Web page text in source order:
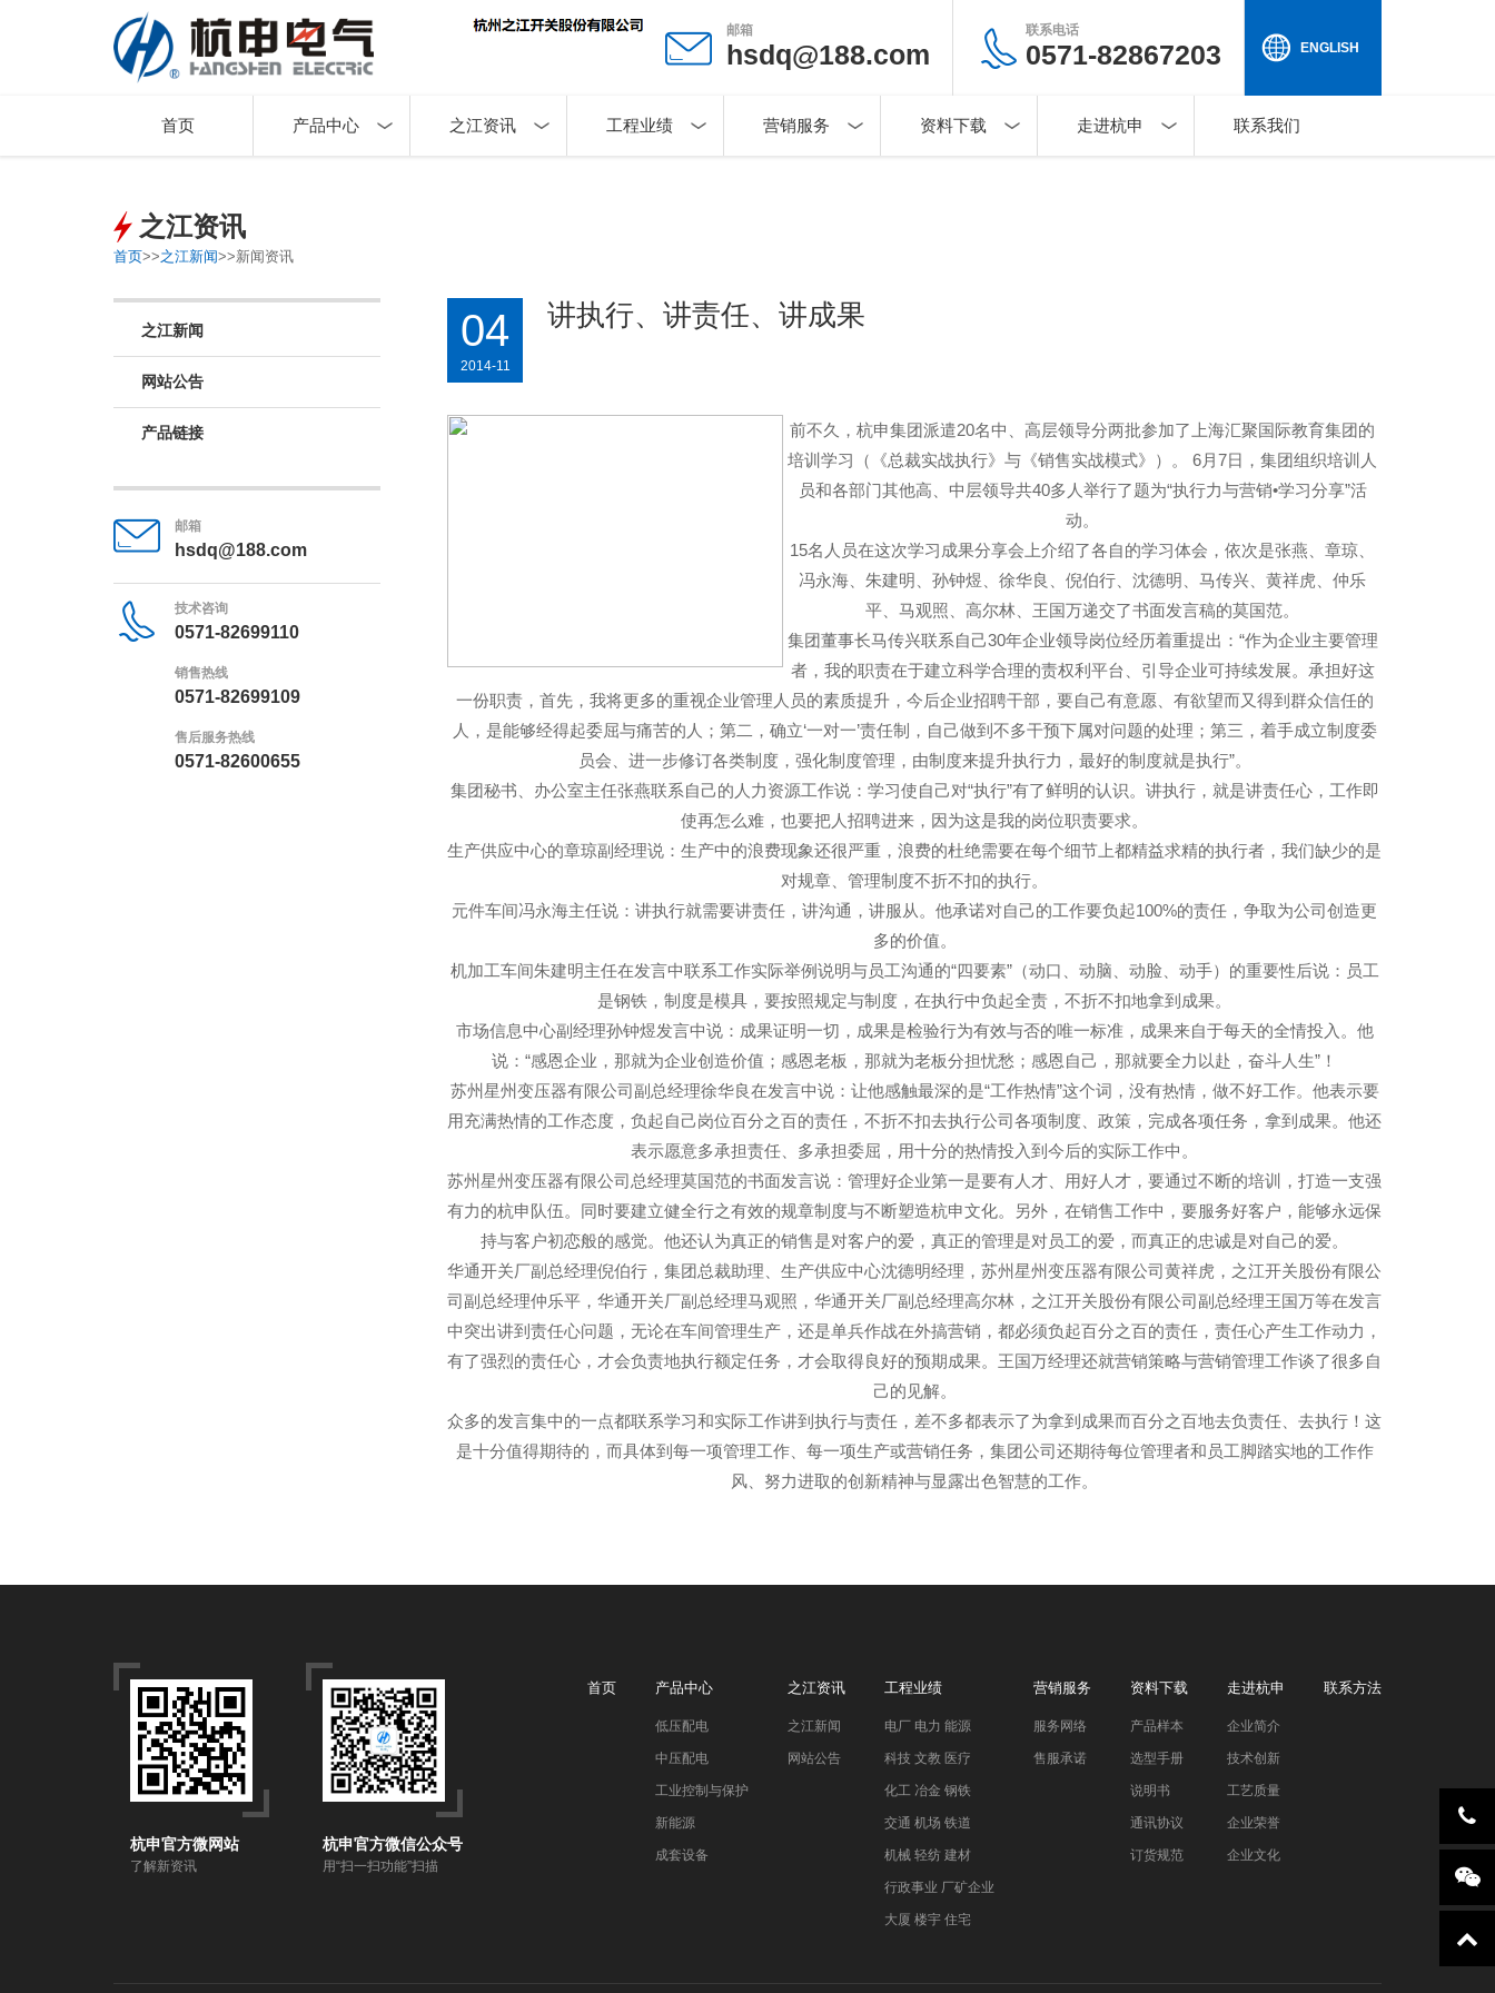
邮箱
hsdq@188.com
联系电话
0571-82867203 ENGLISH
首页 产品中心 之江资讯 工程业绩 营销服务 资料下载 走进杭申 联系我们
之江资讯
首页>>之江新闻>>新闻资讯
之江新闻
网站公告
产品链接
邮箱
hsdq@188.com
技术咨询
0571-82699110
销售热线
0571-82699109
售后服务热线
0571-82600655
04
2014-11
讲执行、讲责任、讲成果
前不久，杭申集团派遣20名中、高层领导分两批参加了上海汇聚国际教育集团的
培训学习（《总裁实战执行》与《销售实战模式》）。 6月7日，集团组织培训人
员和各部门其他高、中层领导共40多人举行了题为“执行力与营销•学习分享”活
动。
15名人员在这次学习成果分享会上介绍了各自的学习体会，依次是张燕、章琼、
冯永海、朱建明、孙钟煜、徐华良、倪伯行、沈德明、马传兴、黄祥虎、仲乐
平、马观照、高尔林、王国万递交了书面发言稿的莫国范。
集团董事长马传兴联系自己30年企业领导岗位经历着重提出：“作为企业主要管理
者，我的职责在于建立科学合理的责权利平台、引导企业可持续发展。承担好这
一份职责，首先，我将更多的重视企业管理人员的素质提升，今后企业招聘干部，要自己有意愿、有欲望而又得到群众信任的
人，是能够经得起委屈与痛苦的人；第二，确立‘一对一’责任制，自己做到不多干预下属对问题的处理；第三，着手成立制度委
员会、进一步修订各类制度，强化制度管理，由制度来提升执行力，最好的制度就是执行”。
集团秘书、办公室主任张燕联系自己的人力资源工作说：学习使自己对“执行”有了鲜明的认识。讲执行，就是讲责任心，工作即
使再怎么难，也要把人招聘进来，因为这是我的岗位职责要求。
生产供应中心的章琼副经理说：生产中的浪费现象还很严重，浪费的杜绝需要在每个细节上都精益求精的执行者，我们缺少的是
对规章、管理制度不折不扣的执行。
元件车间冯永海主任说：讲执行就需要讲责任，讲沟通，讲服从。他承诺对自己的工作要负起100%的责任，争取为公司创造更
多的价值。
机加工车间朱建明主任在发言中联系工作实际举例说明与员工沟通的“四要素”（动口、动脑、动脸、动手）的重要性后说：员工
是钢铁，制度是模具，要按照规定与制度，在执行中负起全责，不折不扣地拿到成果。
市场信息中心副经理孙钟煜发言中说：成果证明一切，成果是检验行为有效与否的唯一标准，成果来自于每天的全情投入。他
说：“感恩企业，那就为企业创造价值；感恩老板，那就为老板分担忧愁；感恩自己，那就要全力以赴，奋斗人生”！
苏州星州变压器有限公司副总经理徐华良在发言中说：让他感触最深的是“工作热情”这个词，没有热情，做不好工作。他表示要
用充满热情的工作态度，负起自己岗位百分之百的责任，不折不扣去执行公司各项制度、政策，完成各项任务，拿到成果。他还
表示愿意多承担责任、多承担委屈，用十分的热情投入到今后的实际工作中。
苏州星州变压器有限公司总经理莫国范的书面发言说：管理好企业第一是要有人才、用好人才，要通过不断的培训，打造一支强
有力的杭申队伍。同时要建立健全行之有效的规章制度与不断塑造杭申文化。另外，在销售工作中，要服务好客户，能够永远保
持与客户初恋般的感觉。他还认为真正的销售是对客户的爱，真正的管理是对员工的爱，而真正的忠诚是对自己的爱。
华通开关厂副总经理倪伯行，集团总裁助理、生产供应中心沈德明经理，苏州星州变压器有限公司黄祥虎，之江开关股份有限公
司副总经理仲乐平，华通开关厂副总经理马观照，华通开关厂副总经理高尔林，之江开关股份有限公司副总经理王国万等在发言
中突出讲到责任心问题，无论在车间管理生产，还是单兵作战在外搞营销，都必须负起百分之百的责任，责任心产生工作动力，
有了强烈的责任心，才会负责地执行额定任务，才会取得良好的预期成果。王国万经理还就营销策略与营销管理工作谈了很多自
己的见解。
众多的发言集中的一点都联系学习和实际工作讲到执行与责任，差不多都表示了为拿到成果而百分之百地去负责任、去执行！这
是十分值得期待的，而具体到每一项管理工作、每一项生产或营销任务，集团公司还期待每位管理者和员工脚踏实地的工作作
风、努力进取的创新精神与显露出色智慧的工作。
杭申官方微网站
了解新资讯
杭申官方微信公众号
用“扫一扫功能”扫描
首页 产品中心
低压配电
中压配电
工业控制与保护
新能源
成套设备
之江资讯
之江新闻
网站公告
工程业绩
电厂 电力 能源
科技 文教 医疗
化工 冶金 钢铁
交通 机场 铁道
机械 轻纺 建材
行政事业 厂矿企业
大厦 楼宇 住宅
营销服务
服务网络
售服承诺
资料下载
产品样本
选型手册
说明书
通讯协议
订货规范
走进杭申
企业简介
技术创新
工艺质量
企业荣誉
企业文化
联系方法